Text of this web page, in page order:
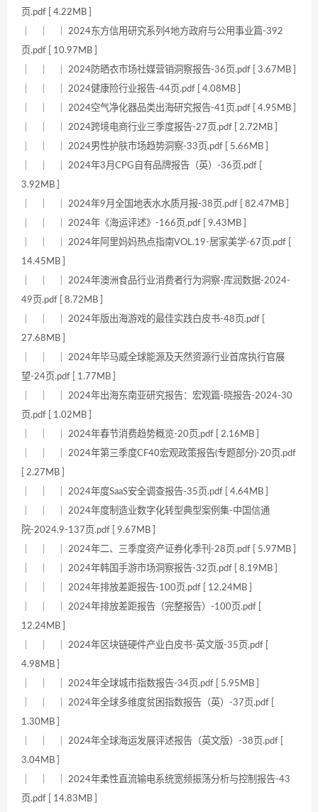
页.pdf [ 4.22MB ]
｜ ｜ ｜ 2024东方信用研究系列4地方政府与公用事业篇-392
页.pdf [ 10.97MB ]
｜ ｜ ｜ 2024防晒衣市场社媒营销洞察报告-36页.pdf [ 3.67MB ]
｜ ｜ ｜ 2024健康险行业报告-44页.pdf [ 4.08MB ]
｜ ｜ ｜ 2024空气净化器品类出海研究报告-41页.pdf [ 4.95MB ]
｜ ｜ ｜ 2024跨境电商行业三季度报告-27页.pdf [ 2.72MB ]
｜ ｜ ｜ 2024男性护肤市场趋势洞察-33页.pdf [ 5.66MB ]
｜ ｜ ｜ 2024年3月CPG自有品牌报告（英）-36页.pdf [
3.92MB ]
｜ ｜ ｜ 2024年9月全国地表水水质月报-38页.pdf [ 82.47MB ]
｜ ｜ ｜ 2024年《海运评述》-166页.pdf [ 9.43MB ]
｜ ｜ ｜ 2024年阿里妈妈热点指南VOL.19-居家美学-67页.pdf [
14.45MB ]
｜ ｜ ｜ 2024年澳洲食品行业消费者行为洞察-库润数据-2024-
49页.pdf [ 8.72MB ]
｜ ｜ ｜ 2024年版出海游戏的最佳实践白皮书-48页.pdf [
27.68MB ]
｜ ｜ ｜ 2024年毕马威全球能源及天然资源行业首席执行官展
望-24页.pdf [ 1.77MB ]
｜ ｜ ｜ 2024年出海东南亚研究报告：宏观篇-晓报告-2024-30
页.pdf [ 1.02MB ]
｜ ｜ ｜ 2024年春节消费趋势概览-20页.pdf [ 2.16MB ]
｜ ｜ ｜ 2024年第三季度CF40宏观政策报告(专题部分)-20页.pdf
[ 2.27MB ]
｜ ｜ ｜ 2024年度SaaS安全调查报告-35页.pdf [ 4.64MB ]
｜ ｜ ｜ 2024年度制造业数字化转型典型案例集-中国信通
院-2024.9-137页.pdf [ 9.67MB ]
｜ ｜ ｜ 2024年二、三季度资产证券化季刊-28页.pdf [ 5.97MB ]
｜ ｜ ｜ 2024年韩国手游市场洞察报告-32页.pdf [ 8.19MB ]
｜ ｜ ｜ 2024年排放差距报告-100页.pdf [ 12.24MB ]
｜ ｜ ｜ 2024年排放差距报告（完整报告）-100页.pdf [
12.24MB ]
｜ ｜ ｜ 2024年区块链硬件产业白皮书-英文版-35页.pdf [
4.98MB ]
｜ ｜ ｜ 2024年全球城市指数报告-34页.pdf [ 5.95MB ]
｜ ｜ ｜ 2024年全球多维度贫困指数报告（英）-37页.pdf [
1.30MB ]
｜ ｜ ｜ 2024年全球海运发展评述报告（英文版）-38页.pdf [
3.04MB ]
｜ ｜ ｜ 2024年柔性直流输电系统宽频振荡分析与控制报告-43
页.pdf [ 14.83MB ]